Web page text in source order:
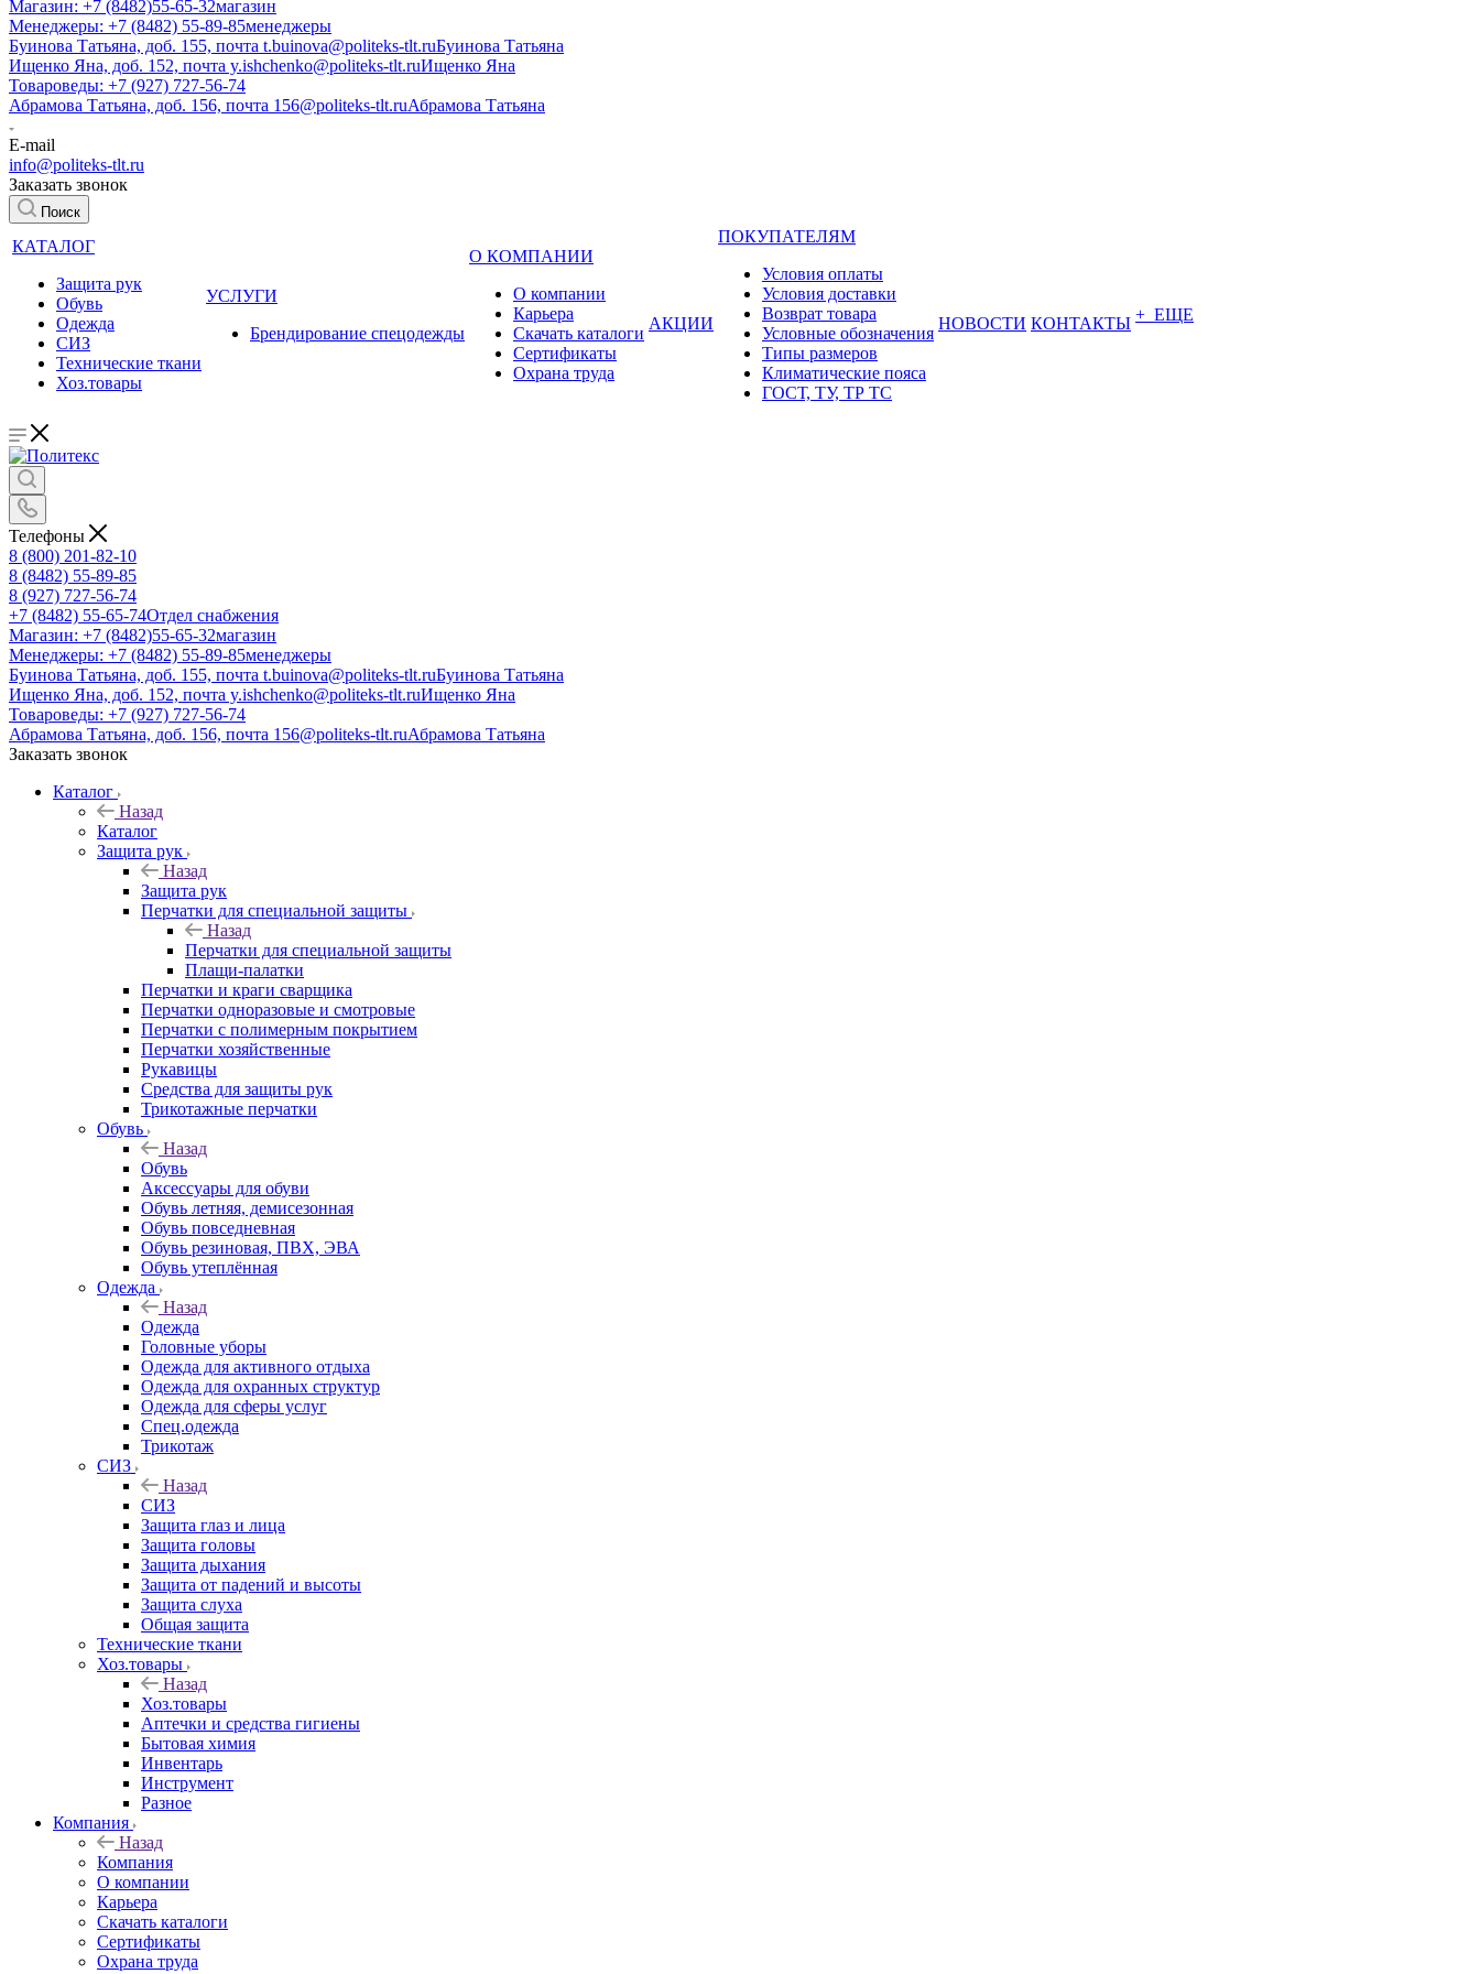
Магазин: +7 (8482)55-65-32магазин
Менеджеры: +7 (8482) 55-89-85менеджеры
Буинова Татьяна, доб. 155, почта t.buinova@politeks-tlt.ruБуинова Татьяна
Ищенко Яна, доб. 152, почта y.ishchenko@politeks-tlt.ruИщенко Яна
Товароведы: +7 (927) 727-56-74
Абрамова Татьяна, доб. 156, почта 156@politeks-tlt.ruАбрамова Татьяна
E-mail
info@politeks-tlt.ru
Заказать звонок
Поиск
КАТАЛОГ
Защита рук
Обувь
Одежда
СИЗ
Технические ткани
Хоз.товары
УСЛУГИ
Брендирование спецодежды
О КОМПАНИИ
О компании
Карьера
Cкачать каталоги
Сертификаты
Охрана труда
АКЦИИ
ПОКУПАТЕЛЯМ
Условия оплаты
Условия доставки
Возврат товара
Условные обозначения
Типы размеров
Климатические пояса
ГОСТ, ТУ, ТР ТС
НОВОСТИ КОНТАКТЫ + ЕЩЕ
Телефоны
8 (800) 201-82-10
8 (8482) 55-89-85
8 (927) 727-56-74
+7 (8482) 55-65-74Отдел снабжения
Магазин: +7 (8482)55-65-32магазин
Менеджеры: +7 (8482) 55-89-85менеджеры
Буинова Татьяна, доб. 155, почта t.buinova@politeks-tlt.ruБуинова Татьяна
Ищенко Яна, доб. 152, почта y.ishchenko@politeks-tlt.ruИщенко Яна
Товароведы: +7 (927) 727-56-74
Абрамова Татьяна, доб. 156, почта 156@politeks-tlt.ruАбрамова Татьяна
Заказать звонок
Каталог
Назад
Каталог
Защита рук
Назад
Защита рук
Перчатки для специальной защиты
Назад
Перчатки для специальной защиты
Плащи-палатки
Перчатки и краги сварщика
Перчатки одноразовые и смотровые
Перчатки с полимерным покрытием
Перчатки хозяйственные
Рукавицы
Средства для защиты рук
Трикотажные перчатки
Обувь
Назад
Обувь
Аксессуары для обуви
Обувь летняя, демисезонная
Обувь повседневная
Обувь резиновая, ПВХ, ЭВА
Обувь утеплённая
Одежда
Назад
Одежда
Головные уборы
Одежда для активного отдыха
Одежда для охранных структур
Одежда для сферы услуг
Спец.одежда
Трикотаж
СИЗ
Назад
СИЗ
Защита глаз и лица
Защита головы
Защита дыхания
Защита от падений и высоты
Защита слуха
Общая защита
Технические ткани
Хоз.товары
Назад
Хоз.товары
Аптечки и средства гигиены
Бытовая химия
Инвентарь
Инструмент
Разное
Компания
Назад
Компания
О компании
Карьера
Cкачать каталоги
Сертификаты
Охрана труда